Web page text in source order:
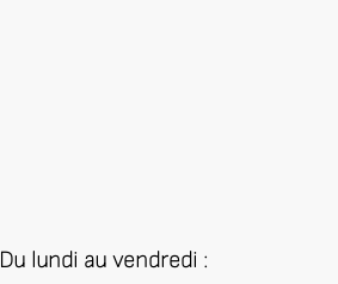
​Du lundi au vendredi :